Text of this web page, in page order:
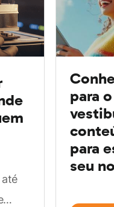
Humanas e suas
da
diferenças geográficas
da Sociologia,
para
para
seu